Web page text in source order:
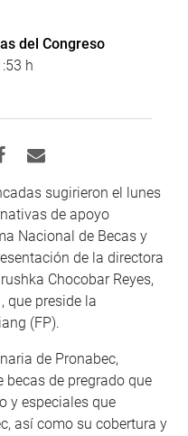
del Congreso
h
sugirieron el lunes
de apoyo
Nacional de Becas y
de la directora
Chocobar Reyes,
que preside la
(FP).
de Pronabec,
de pregrado que
y especiales que
así como su cobertura y